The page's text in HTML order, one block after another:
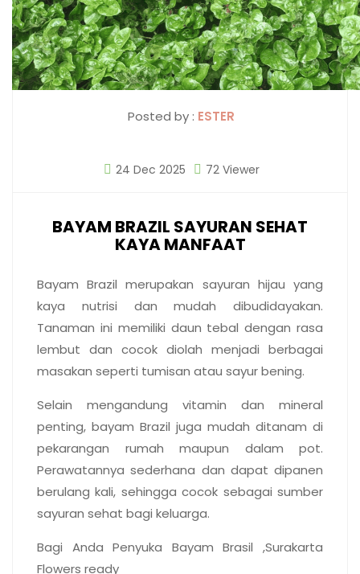
Posted by : ESTER
24 Dec 2025 72 Viewer
BAYAM BRAZIL SAYURAN SEHAT
KAYA MANFAAT
Bayam Brazil merupakan sayuran hijau yang
kaya nutrisi dan mudah dibudidayakan.
Tanaman ini memiliki daun tebal dengan rasa
lembut dan cocok diolah menjadi berbagai
masakan seperti tumisan atau sayur bening.
Selain mengandung vitamin dan mineral
penting, bayam Brazil juga mudah ditanam di
pekarangan rumah maupun dalam pot.
Perawatannya sederhana dan dapat dipanen
berulang kali, sehingga cocok sebagai sumber
sayuran sehat bagi keluarga.
Bagi Anda Penyuka Bayam Brasil ,Surakarta
Flowers ready